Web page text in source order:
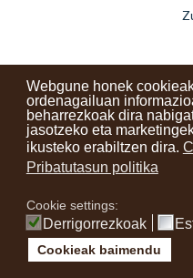
Webgune honek
ordenagailuan
beharrezkoak dira
jasotzeko eta
ikusteko erabiltzen dira.
Pribatutasun politika
Cookie settings:
Derrigorrezkoak
Cookieak baimendu